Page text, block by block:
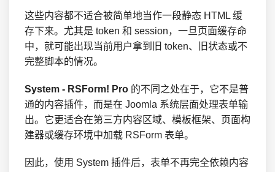
这些内容都不适合被简单地当作一段静态 HTML 缓
存下来。尤其是 token 和 session，一旦页面缓存命
中，就可能出现当前用户拿到旧 token、旧状态或不
完整脚本的情况。
System - RSForm! Pro 的不同之处在于，它不是普
通的内容插件，而是在 Joomla 系统层面处理表单输
出。它更适合在第三方内容区域、模板框架、页面构
建器或缓存环境中加载 RSForm 表单。
因此，使用 System 插件后，表单不再完全依赖内容